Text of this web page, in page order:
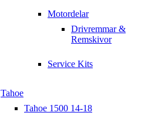
Motordelar
Drivremmar &
Remskivor
Service Kits
Tahoe
Tahoe 1500 14-18